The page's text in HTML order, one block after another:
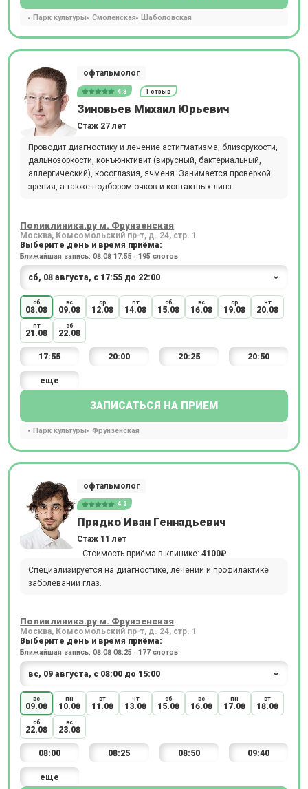
Парк культуры Смоленская Шаболовская
офтальмолог
4.8 1 отзыв
Зиновьев Михаил Юрьевич
Стаж 27 лет
Проводит диагностику и лечение астигматизма, близорукости,
дальнозоркости, конъюнктивит (вирусный, бактериальный,
аллергический), косоглазия, ячменя. Занимается проверкой
зрения, а также подбором очков и контактных линз.
Поликлиника.ру м. Фрунзенская
Москва, Комсомольский пр-т, д. 24, стр. 1
Выберите день и время приёма:
Ближайшая запись: 08.08 17:55 · 195 слотов
сб
08.08
вс
09.08
ср
12.08
пт
14.08
сб
15.08
вс
16.08
ср
19.08
чт
20.08
пт
21.08
сб
22.08
17:55 20:00 20:25 20:50
еще
ЗАПИСАТЬСЯ НА ПРИЕМ
Парк культуры Фрунзенская
офтальмолог
4.2
Прядко Иван Геннадьевич
Стаж 11 лет
Стоимость приёма в клинике: 4100₽
Специализируется на диагностике, лечении и профилактике
заболеваний глаз.
Поликлиника.ру м. Фрунзенская
Москва, Комсомольский пр-т, д. 24, стр. 1
Выберите день и время приёма:
Ближайшая запись: 08.08 08:25 · 177 слотов
вс
09.08
пн
10.08
вт
11.08
чт
13.08
сб
15.08
вс
16.08
пн
17.08
вт
18.08
сб
22.08
вс
23.08
08:00 08:25 08:50 09:40
еще